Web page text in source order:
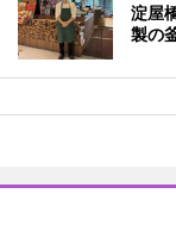
淀屋
製の